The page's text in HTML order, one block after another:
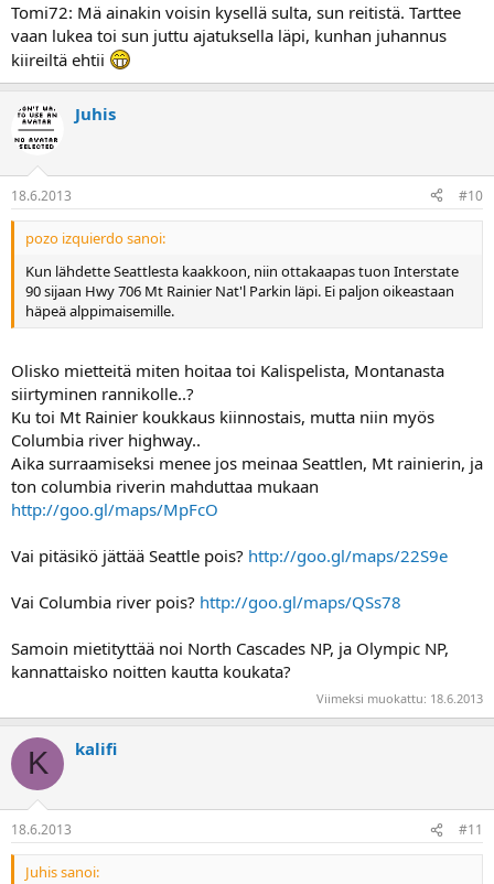
Tomi72: Mä ainakin voisin kysellä sulta, sun reitistä. Tarttee
vaan lukea toi sun juttu ajatuksella läpi, kunhan juhannus
kiireiltä ehtii
Juhis
18.6.2013 #10
pozo izquierdo sanoi:
Kun lähdette Seattlesta kaakkoon, niin ottakaapas tuon Interstate
90 sijaan Hwy 706 Mt Rainier Nat'l Parkin läpi. Ei paljon oikeastaan
häpeä alppimaisemille.
Olisko mietteitä miten hoitaa toi Kalispelista, Montanasta
siirtyminen rannikolle..?
Ku toi Mt Rainier koukkaus kiinnostais, mutta niin myös
Columbia river highway..
Aika surraamiseksi menee jos meinaa Seattlen, Mt rainierin, ja
ton columbia riverin mahduttaa mukaan
http://goo.gl/maps/MpFcO
Vai pitäsikö jättää Seattle pois? http://goo.gl/maps/22S9e
Vai Columbia river pois? http://goo.gl/maps/QSs78
Samoin mietityttää noi North Cascades NP, ja Olympic NP,
kannattaisko noitten kautta koukata?
Viimeksi muokattu: 18.6.2013
K kalifi
18.6.2013 #11
Juhis sanoi: